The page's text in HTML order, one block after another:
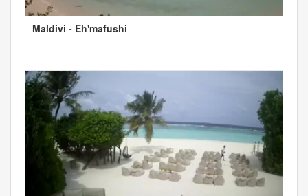
Maldivi - Eh'mafushi